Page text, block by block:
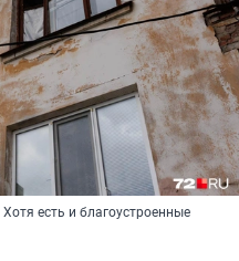
есть и благоустроенные